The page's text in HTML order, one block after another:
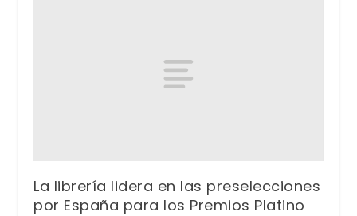
La librería lidera en las preselecciones
por España para los Premios Platino